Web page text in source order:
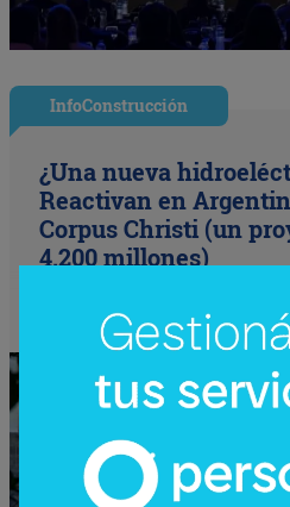
InfoConstrucción
¿Una nueva
Reactivan en
Corpus Christi (un
4.200 millones)